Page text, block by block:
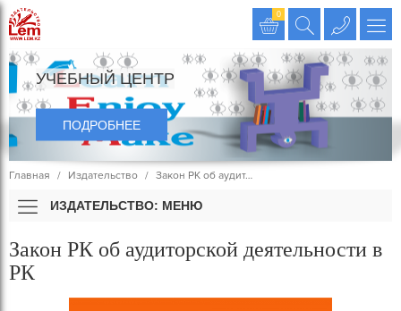
0
УЧЕБНЫЙ ЦЕНТР
ПОДРОБНЕЕ
Главная Издательство Закон РК об аудит…
ИЗДАТЕЛЬСТВО: МЕНЮ
Закон РК об аудиторской деятельности в
РК